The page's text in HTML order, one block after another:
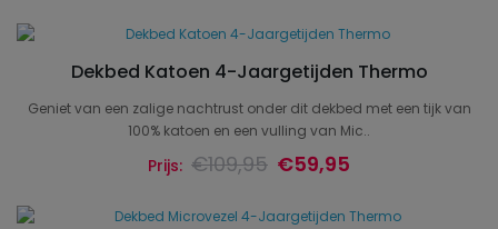
Dekbed Katoen 4-Jaargetijden Thermo
Geniet van een zalige nachtrust onder dit dekbed met een tijk van
100% katoen en een vulling van Mic..
Prijs: €109,95 €59,95